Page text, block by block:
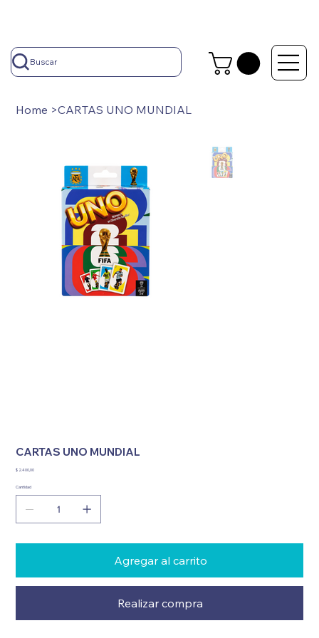
Buscar
Home >CARTAS UNO MUNDIAL
CARTAS UNO MUNDIAL
Precio
$ 2.400,00
Cantidad
Agregar al carrito
Realizar compra